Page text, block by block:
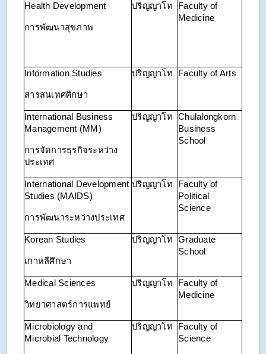
Health Development
การพัฒนาสุขภาพ
ปริญญาโท
Faculty of
Medicine
Information Studies
สารสนเทศศึกษา
ปริญญาโท Faculty of Arts
International Business
Management (MM)
การจัดการธุรกิจระหว่าง
ประเทศ
ปริญญาโท
Chulalongkorn
Business
School
International Development
Studies (MAIDS)
การพัฒนาระหว่างประเทศ
ปริญญาโท
Faculty of
Political
Science
Korean Studies
เกาหลีศึกษา
ปริญญาโท
Graduate
School
Medical Sciences
วิทยาศาสตร์การแพทย์
ปริญญาโท
Faculty of
Medicine
Microbiology and
Microbial Technology
ปริญญาโท
Faculty of
Science